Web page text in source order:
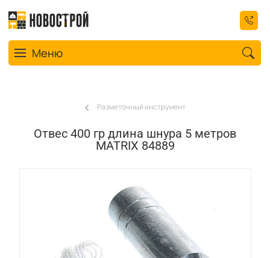
Toggle navigation
Меню
Разметочный инструмент
Отвес 400 гр длина шнура 5 метров
MATRIX 84889